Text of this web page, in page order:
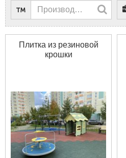
Плитка из резиновой
крошки